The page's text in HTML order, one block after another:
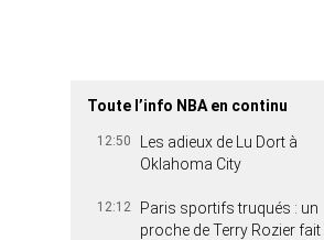
Toute l’info NBA en continu
12:50
Les adieux de Lu Dort à
Oklahoma City
12:12
Paris sportifs truqués : un
proche de Terry Rozier fait